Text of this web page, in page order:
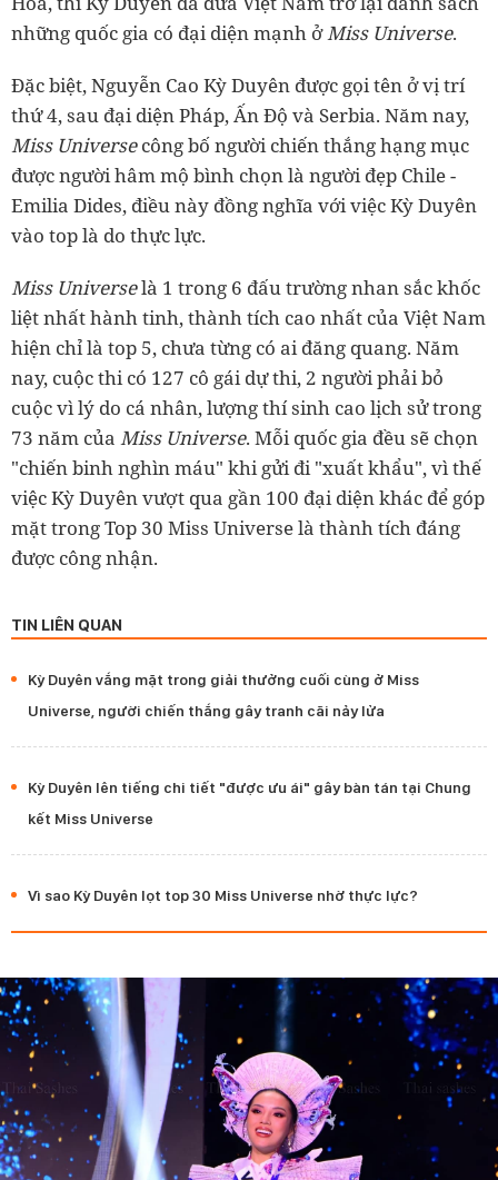
những quốc gia có đại diện mạnh ởMiss Universe.
Đặc biệt, Nguyễn Cao Kỳ Duyên được gọi tên ở vị trí
thứ 4, sau đại diện Pháp, Ấn Độ và Serbia. Năm nay,
Miss Universecông bố người chiến thắng hạng mục
được người hâm mộ bình chọn là người đẹp Chile -
Emilia Dides, điều này đồng nghĩa với việc Kỳ Duyên
vào top là do thực lực.
Miss Universelà 1 trong 6 đấu trường nhan sắc khốc
liệt nhất hành tinh, thành tích cao nhất của Việt Nam
hiện chỉ là top 5, chưa từng có ai đăng quang. Năm
nay, cuộc thi có 127 cô gái dự thi, 2 người phải bỏ
cuộc vì lý do cá nhân, lượng thí sinh cao lịch sử trong
73 năm của Miss Universe. Mỗi quốc gia đều sẽ chọn
"chiến binh nghìn máu" khi gửi đi "xuất khẩu", vì thế
việc Kỳ Duyên vượt qua gần 100 đại diện khác để góp
mặt trong Top 30 Miss Universe là thành tích đáng
được công nhận.
TIN LIÊN QUAN
Kỳ Duyên vắng mặt trong giải thưởng cuối cùng ở Miss
Universe, người chiến thắng gây tranh cãi nảy lửa
Kỳ Duyên lên tiếng chi tiết "được ưu ái" gây bàn tán tại Chung
kết Miss Universe
Vì sao Kỳ Duyên lọt top 30 Miss Universe nhờ thực lực?